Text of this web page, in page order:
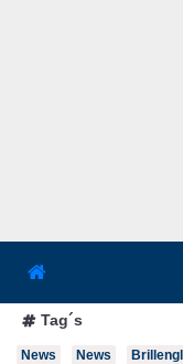
Tag´s
News News